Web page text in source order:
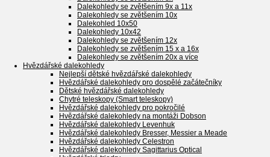
Dalekohledy se zvětšením 9x a 11x
Dalekohledy se zvětšením 10x
Dalekohled 10x50
Dalekohledy 10x42
Dalekohledy se zvětšením 12x
Dalekohledy se zvětšením 15 x a 16x
Dalekohledy se zvětšením 20x a více
Hvězdářské dalekohledy
Nejlepší dětské hvězdářské dalekohledy
Hvězdářské dalekohledy pro dospělé začátečníky
Dětské hvězdářské dalekohledy
Chytré teleskopy (Smart teleskopy)
Hvězdářské dalekohledy pro pokročilé
Hvězdářské dalekohledy na montáži Dobson
Hvězdářské dalekohledy Levenhuk
Hvězdářské dalekohledy Bresser, Messier a Meade
Hvězdářské dalekohledy Celestron
Hvězdářské dalekohledy Sagittarius Optical